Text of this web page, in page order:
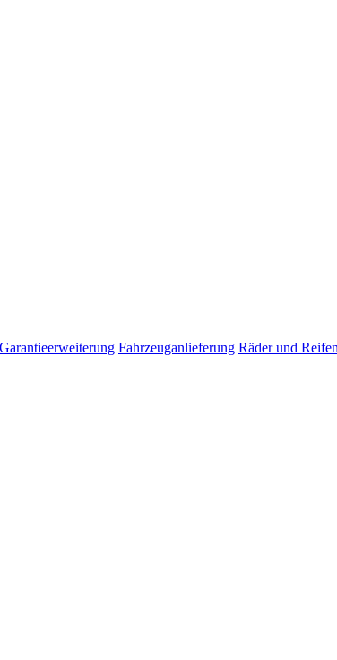
Garantieerweiterung Fahrzeuganlieferung Räder und Reifen